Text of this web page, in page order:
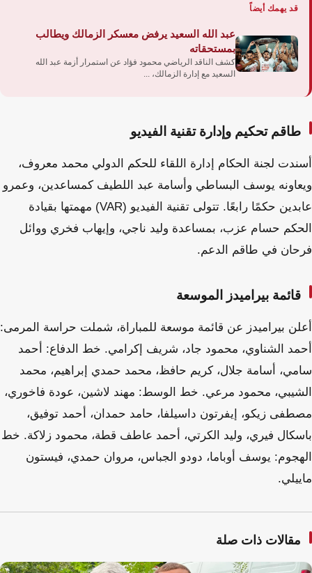
قد يهمك أيضاً
عبد الله السعيد يرفض معسكر الزمالك ويطالب
بمستحقاته
كشف الناقد الرياضي محمود فؤاد عن استمرار أزمة عبد الله
السعيد مع إدارة الزمالك، ...
طاقم تحكيم وإدارة تقنية الفيديو
أسندت لجنة الحكام إدارة اللقاء للحكم الدولي محمد معروف،
ويعاونه يوسف البساطي وأسامة عبد اللطيف كمساعدين، وعمرو
عابدين حكمًا رابعًا. تتولى تقنية الفيديو (VAR) مهمتها بقيادة
الحكم حسام عزب، بمساعدة وليد ناجي، وإيهاب فخري ووائل
فرحان في طاقم الدعم.
قائمة بيراميدز الموسعة
أعلن بيراميدز عن قائمة موسعة للمباراة، شملت حراسة المرمى:
أحمد الشناوي، محمود جاد، شريف إكرامي. خط الدفاع: أحمد
سامي، أسامة جلال، كريم حافظ، محمد حمدي إبراهيم، محمد
الشيبي، محمود مرعي. خط الوسط: مهند لاشين، عودة فاخوري،
مصطفى زيكو، إيفرتون داسيلفا، حامد حمدان، أحمد توفيق،
باسكال فيري، وليد الكرتي، أحمد عاطف قطة، محمود زلاكة. خط
الهجوم: يوسف أوباما، دودو الجباس، مروان حمدي، فيستون
ماييلي.
مقالات ذات صلة